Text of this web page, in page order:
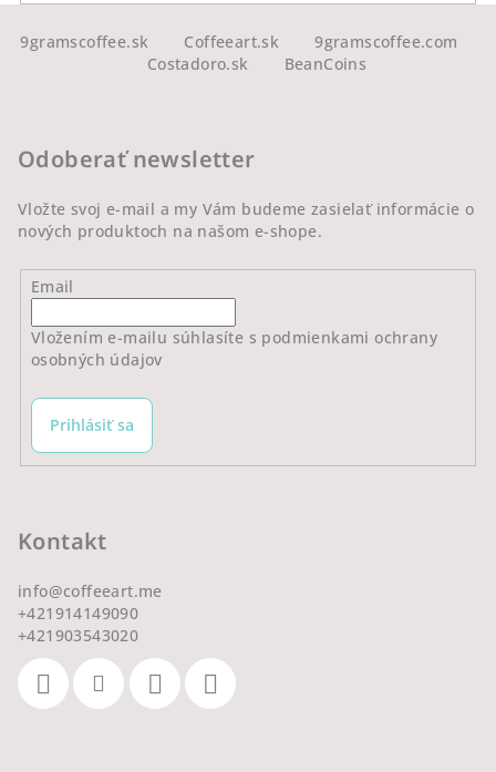
9gramscoffee.sk Coffeeart.sk
9gramscoffee.com
Costadoro.sk
BeanCoins
Odoberať newsletter
Vložte svoj e-mail a my Vám budeme zasielať informácie o
nových produktoch na našom e-shope.
Email
Vložením e-mailu súhlasíte s podmienkami ochrany
osobných údajov
Prihlásiť sa
Kontakt
info@coffeeart.me
+421914149090
+421903543020